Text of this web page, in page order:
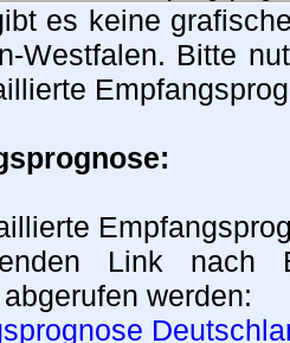
es keine
Westfalen. Bitte
Link nach
werden: